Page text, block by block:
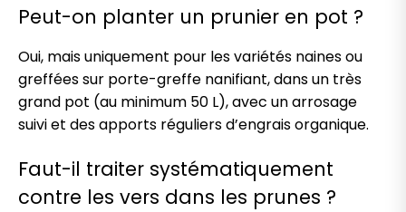
Peut-on planter un prunier en pot ?
Oui, mais uniquement pour les variétés naines ou
greffées sur porte-greffe nanifiant, dans un très
grand pot (au minimum 50 L), avec un arrosage
suivi et des apports réguliers d’engrais organique.
Faut-il traiter systématiquement
contre les vers dans les prunes ?